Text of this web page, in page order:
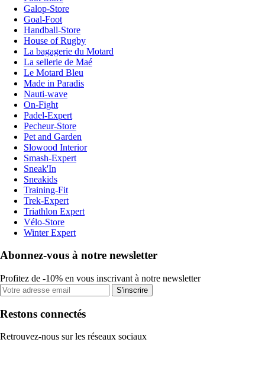
Galop-Store
Goal-Foot
Handball-Store
House of Rugby
La bagagerie du Motard
La sellerie de Maé
Le Motard Bleu
Made in Paradis
Nauti-wave
On-Fight
Padel-Expert
Pecheur-Store
Pet and Garden
Slowood Interior
Smash-Expert
Sneak'In
Sneakids
Training-Fit
Trek-Expert
Triathlon Expert
Vélo-Store
Winter Expert
Abonnez-vous à notre newsletter
Profitez de -10% en vous inscrivant à notre newsletter
S'inscrire
Restons connectés
Retrouvez-nous sur les réseaux sociaux